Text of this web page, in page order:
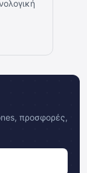
προσφορές,